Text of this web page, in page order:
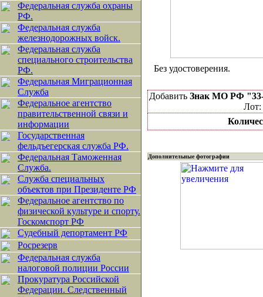
Федеральная служба охраны
РФ.
Федеральная служба
железнодорожных войск.
Федеральная служба
специального строительства
РФ.
Федеральная Миграционная
Служба
Федеральное агентство
правительственной связи и
информации
Государственная
фельдъегерская служба РФ.
Федеральная Таможенная
Служба.
Служба специальных
объектов при Президенте РФ
Федеральное агентство по
физической культуре и спорту.
Госкомспорт РФ
Судебный депортамент РФ
Росрезерв
Федеральная служба
налоговой полиции России
Прокуратура Российской
Федерации. Следственный
Без удостоверения.
Добавить Знак МО РФ "33-
Лот:
Дополнительные фотографии